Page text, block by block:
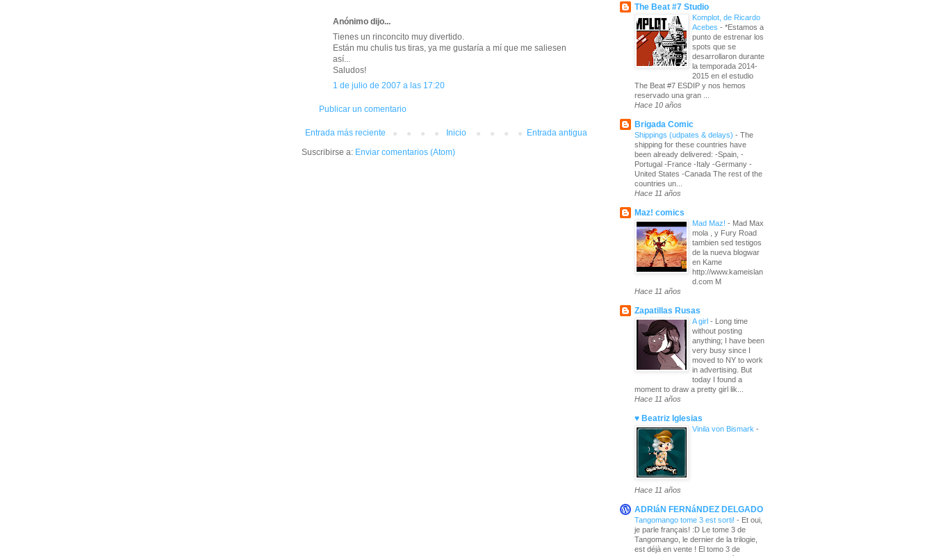
Anónimo dijo...
Tienes un rinconcito muy divertido.
Están mu chulis tus tiras, ya me gustaría a mí que me saliesen
así...
Saludos!
1 de julio de 2007 a las 17:20
Publicar un comentario
Entrada más reciente Entrada antigua
Inicio
Suscribirse a: Enviar comentarios (Atom)
The Beat #7 Studio
Komplot, de Ricardo
Acebes - *Estamos a
punto de estrenar los
spots que se
desarrollaron durante
la temporada 2014-
2015 en el estudio
The Beat #7 ESDIP y nos hemos
reservado una gran ...
Hace 10 años
Brigada Comic
Shippings (udpates & delays) - The
shipping for these countries have
been already delivered: -Spain, -
Portugal -France -Italy -Germany -
United States -Canada The rest of the
countries un...
Hace 11 años
Maz! comics
Mad Maz! - Mad Max
mola , y Fury Road
tambien sed testigos
de la nueva blogwar
en Kame
http://www.kameislan
d.com M
Hace 11 años
Zapatillas Rusas
A girl -
Long time
without posting
anything; I have been
very busy since I
moved to NY to work
in advertising. But
today I found a
moment to draw a pretty girl lik...
Hace 11 años
♥ Beatriz Iglesias
Vinila von Bismark -
Hace 11 años
ADRIáN FERNáNDEZ DELGADO
Tangomango tome 3 est sorti! - Et oui,
je parle français! :D Le tome 3 de
Tangomango, le dernier de la trilogie,
est déjà en vente ! El tomo 3 de